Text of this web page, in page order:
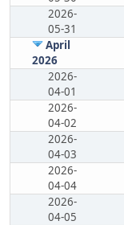
2026-
05-31
April
2026
2026-
04-01
2026-
04-02
2026-
04-03
2026-
04-04
2026-
04-05